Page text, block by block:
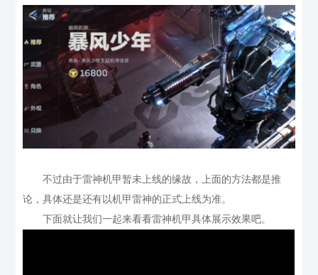
不过由于雷神机甲暂未上线的缘故，上面的方法都是推
论，具体还是还有以机甲雷神的正式上线为准。
下面就让我们一起来看看雷神机甲具体展示效果吧。